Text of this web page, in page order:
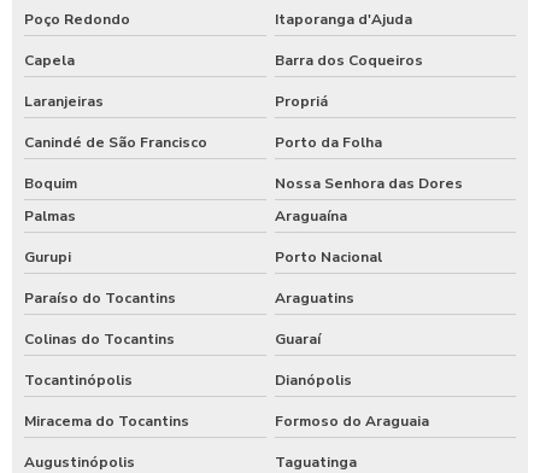
Poço Redondo Itaporanga d'Ajuda
Capela Barra dos Coqueiros
Laranjeiras Propriá
Canindé de São Francisco Porto da Folha
Boquim
Nossa Senhora das Dores
Palmas
Araguaína
Gurupi Porto Nacional
Paraíso do Tocantins Araguatins
Colinas do Tocantins Guaraí
Tocantinópolis Dianópolis
Miracema do Tocantins Formoso do Araguaia
Augustinópolis Taguatinga